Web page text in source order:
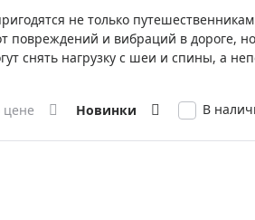
Глобусы
Глобусы интерактивные
Штативы
не только
повреждений и вибраций в
снять нагрузку с шеи и спины, а
цене Новинки В